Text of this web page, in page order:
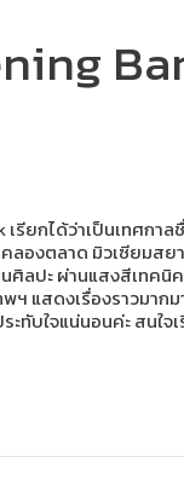
ยกได้ว่าเป็นเทศกา
ลองตลาด มิวเซียม
ลปะ ผ่านแสงสีเทคนิ
แสดงเรื่องราวมาก
ะทับใจแน่นอนค่ะ สน